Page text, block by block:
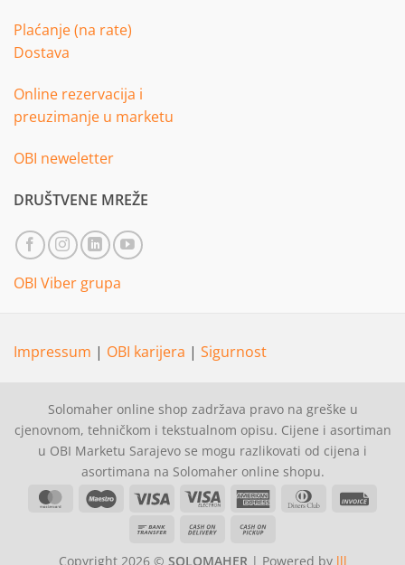
Plaćanje (na rate)
Dostava
Online rezervacija i
preuzimanje u marketu
OBI neweletter
DRUŠTVENE MREŽE
OBI Viber grupa
Impressum | OBI karijera | Sigurnost
Solomaher online shop zadržava pravo na greške u
cjenovnom, tehničkom i tekstualnom opisu. Cijene i asortiman
u OBI Marketu Sarajevo se mogu razlikovati od cijena i
asortimana na Solomaher online shopu.
MasterCardMaestro Visa
Visa
American Dinners
Bank
Cash
Copyright 2026 © SOLOMAHER | Powered by lll